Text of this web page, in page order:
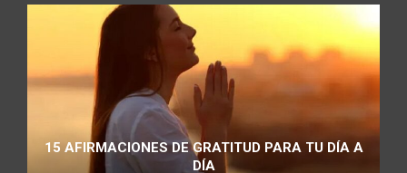
15 AFIRMACIONES DE GRATITUD PARA TU DÍA A
DÍA